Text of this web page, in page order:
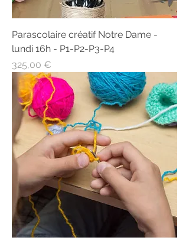
Parascolaire créatif Notre Dame -
lundi 16h - P1-P2-P3-P4
Prix
325,00 €